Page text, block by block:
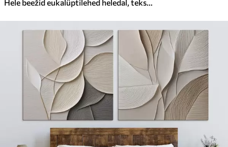
Hele beežid eukalüptilehed heledal, tekstuurse taustal